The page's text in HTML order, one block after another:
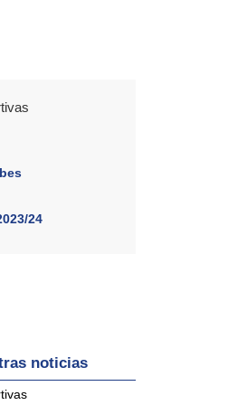
24
noticias